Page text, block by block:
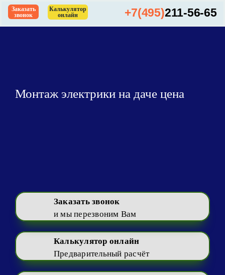
SkipЗаказать
звонок
Калькулятор
онлайн
+7(495)211-56-65
Монтаж электрики на даче цена
Заказать звонок
и мы перезвоним Вам
Калькулятор онлайн
Предварительный расчёт